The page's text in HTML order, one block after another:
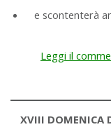
e scontenterà
Leggi il
XVIII DOMENICA